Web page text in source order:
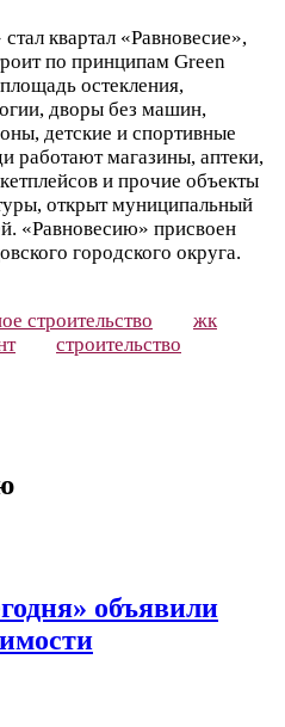
квартал «Равновесие»,
по принципам Green
остекления,
дворы без машин,
детские и спортивные
работают магазины, аптеки,
и прочие объекты
открыт муниципальный
«Равновесию» присвоен
городского округа.
строительство
жк
строительство
объявили